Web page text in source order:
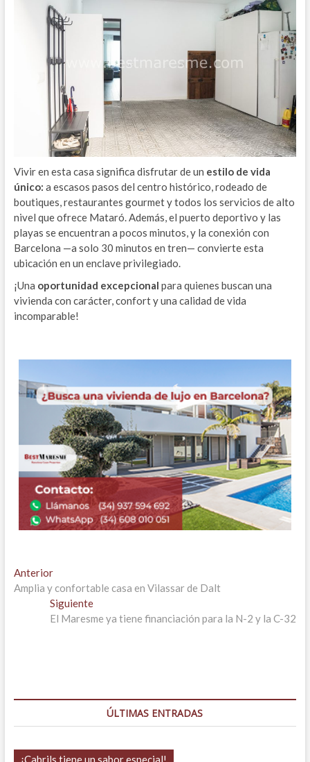
Vivir en esta casa significa disfrutar de un estilo de vida
único: a escasos pasos del centro histórico, rodeado de
boutiques, restaurantes gourmet y todos los servicios de alto
nivel que ofrece Mataró. Además, el puerto deportivo y las
playas se encuentran a pocos minutos, y la conexión con
Barcelona —a solo 30 minutos en tren— convierte esta
ubicación en un enclave privilegiado.
¡Una oportunidad excepcional para quienes buscan una
vivienda con carácter, confort y una calidad de vida
incomparable!
Navegación
de
entradas
AnteriorEntrada
anterior:
Amplia y confortable casa en Vilassar de Dalt
SiguienteEntrada
siguiente:
El Maresme ya tiene financiación para la N-2 y la C-32
ÚLTIMAS ENTRADAS
¡Cabrils tiene un sabor especial!